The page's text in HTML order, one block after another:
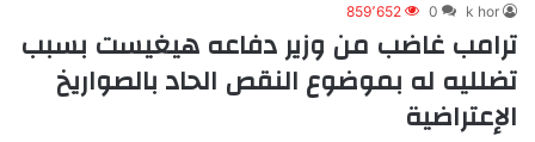
k hor
0 859٬652
ترامب غاضب من وزير دفاعه هيغيست بسبب
تضلليه له بموضوع النقص الحاد بالصواريخ
الإعتراضية